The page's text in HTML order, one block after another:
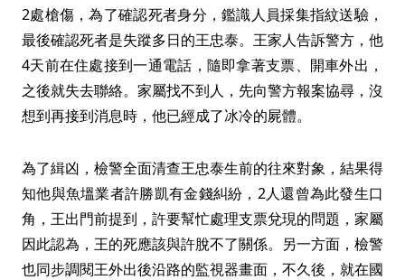
2處槍傷，為了確認死者身分，鑑識人員採集指紋送驗，
最後確認死者是失蹤多日的王忠泰。王家人告訴警方，他
4天前在住處接到一通電話，隨即拿著支票、開車外出，
之後就失去聯絡。家屬找不到人，先向警方報案協尋，沒
想到再接到消息時，他已經成了冰冷的屍體。
為了緝凶，檢警全面清查王忠泰生前的往來對象，結果得
知他與魚塭業者許勝凱有金錢糾紛，2人還曾為此發生口
角，王出門前提到，許要幫忙處理支票兌現的問題，家屬
因此認為，王的死應該與許脫不了關係。另一方面，檢警
也同步調閱王外出後沿路的監視器畫面，不久後，就在國